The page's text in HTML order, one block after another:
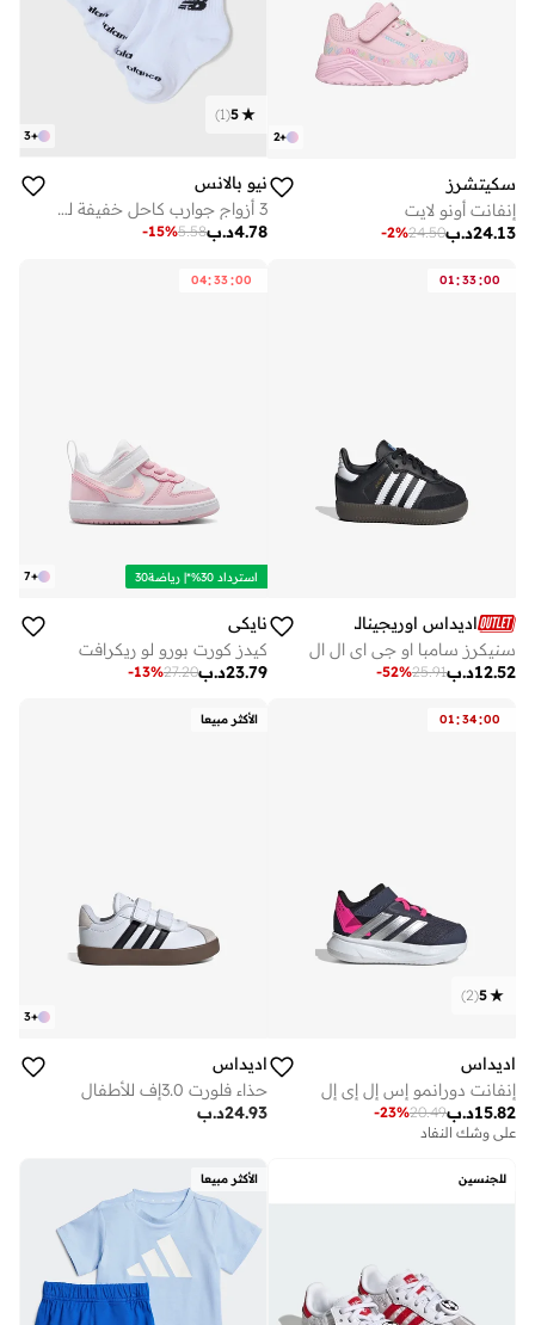
+
2
سكيتشرز
إنفانت أونو لايت
د.ب24.13
24.50
-2%
+
3
5
(
1
)
نيو بالانس
3 أزواج جوارب كاحل خفيفة للاستخدام اليومي
د.ب4.78
5.58
-15%
01:33:00
اديداس اوريجينالز
سنيكرز سامبا او جي اي ال ال
د.ب12.52
25.91
-52%
04:33:00
+
7 استرداد 30%*| رياضة30
نايكي
كيدز كورت بورو لو ريكرافت
د.ب23.79
27.20
-13%
01:34:00
5
(
2
)
اديداس
إنفانت دورانمو إس إل إي إل
د.ب15.82
20.49
-23%
على وشك النفاد
الأكثر مبيعا
+
3
اديداس
حذاء فلورت 3.0إف للأطفال
د.ب24.93
للجنسين الأكثر مبيعا